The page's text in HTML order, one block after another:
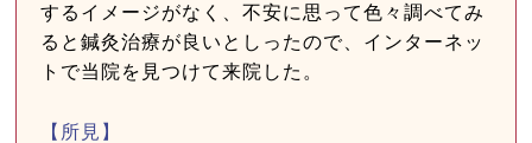
するイメージがなく、不安に思って色々調べてみ
ると鍼灸治療が良いとしったので、インターネッ
トで当院を見つけて来院した。
【所見】